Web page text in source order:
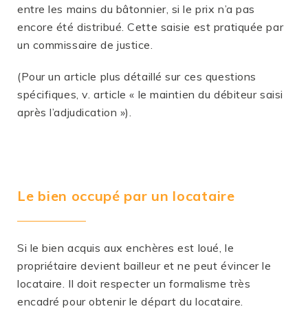
entre les mains du bâtonnier, si le prix n’a pas
encore été distribué. Cette saisie est pratiquée par
un commissaire de justice.
(Pour un article plus détaillé sur ces questions
spécifiques, v. article « le maintien du débiteur saisi
après l’adjudication »).
Le bien occupé par un locataire
Si le bien acquis aux enchères est loué, le
propriétaire devient bailleur et ne peut évincer le
locataire. Il doit respecter un formalisme très
encadré pour obtenir le départ du locataire.